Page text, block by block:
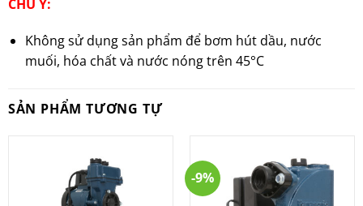
CHÚ Ý:
Không sử dụng sản phẩm để bơm hút dầu, nước
muối, hóa chất và nước nóng trên 45°C
SẢN PHẨM TƯƠNG TỰ
-9%